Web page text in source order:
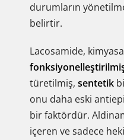
durumların
belirtir.
Lacosamide,
türetilmiş, sentetik
onu daha eski
bir faktördür.
içeren ve sadece